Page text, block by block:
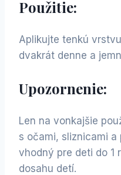
Použitie:
Aplikujte tenkú
dvakrát denne a
Upozornenie:
Len na vonkajšie
s očami, sliznicami a
vhodný pre deti do 1
dosahu detí.